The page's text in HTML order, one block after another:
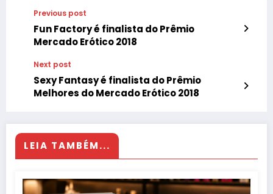
Previous post
Fun Factory é finalista do Prêmio
Mercado Erótico 2018
Next post
Sexy Fantasy é finalista do Prêmio
Melhores do Mercado Erótico 2018
LEIA TAMBÉM...